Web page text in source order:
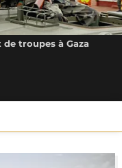
troupes à Gaza